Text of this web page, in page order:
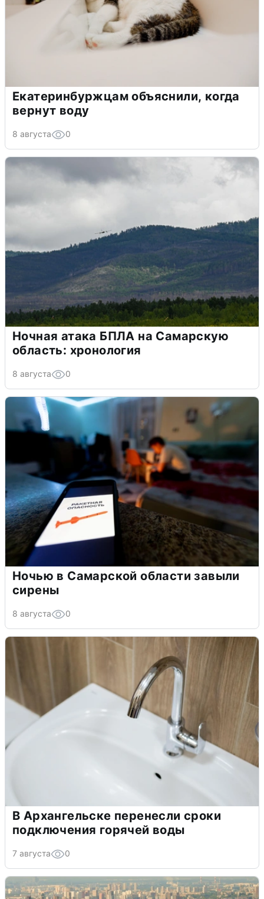
Екатеринбуржцам объяснили, когда
вернут воду
8 августа 0
Ночная атака БПЛА на Самарскую
область: хронология
8 августа 0
Ночью в Самарской области завыли
сирены
8 августа 0
В Архангельске перенесли сроки
подключения горячей воды
7 августа 0